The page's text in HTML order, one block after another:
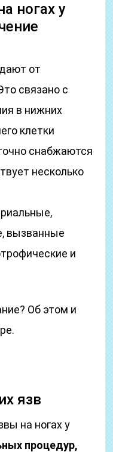
ногах у
от
связано с
в нижних
клетки
снабжаются
несколько
вызванные
и
Об этом и
язв
на ногах у
процедур,